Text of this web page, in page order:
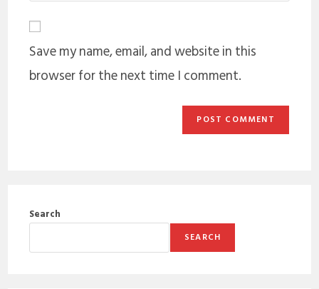
Save my name, email, and website in this
browser for the next time I comment.
Search
SEARCH